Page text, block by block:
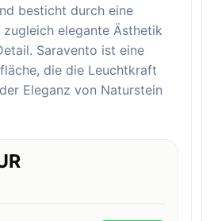
besticht durch eine
zugleich elegante Ästhetik
Saravento ist eine
die die Leuchtkraft
Eleganz von Naturstein